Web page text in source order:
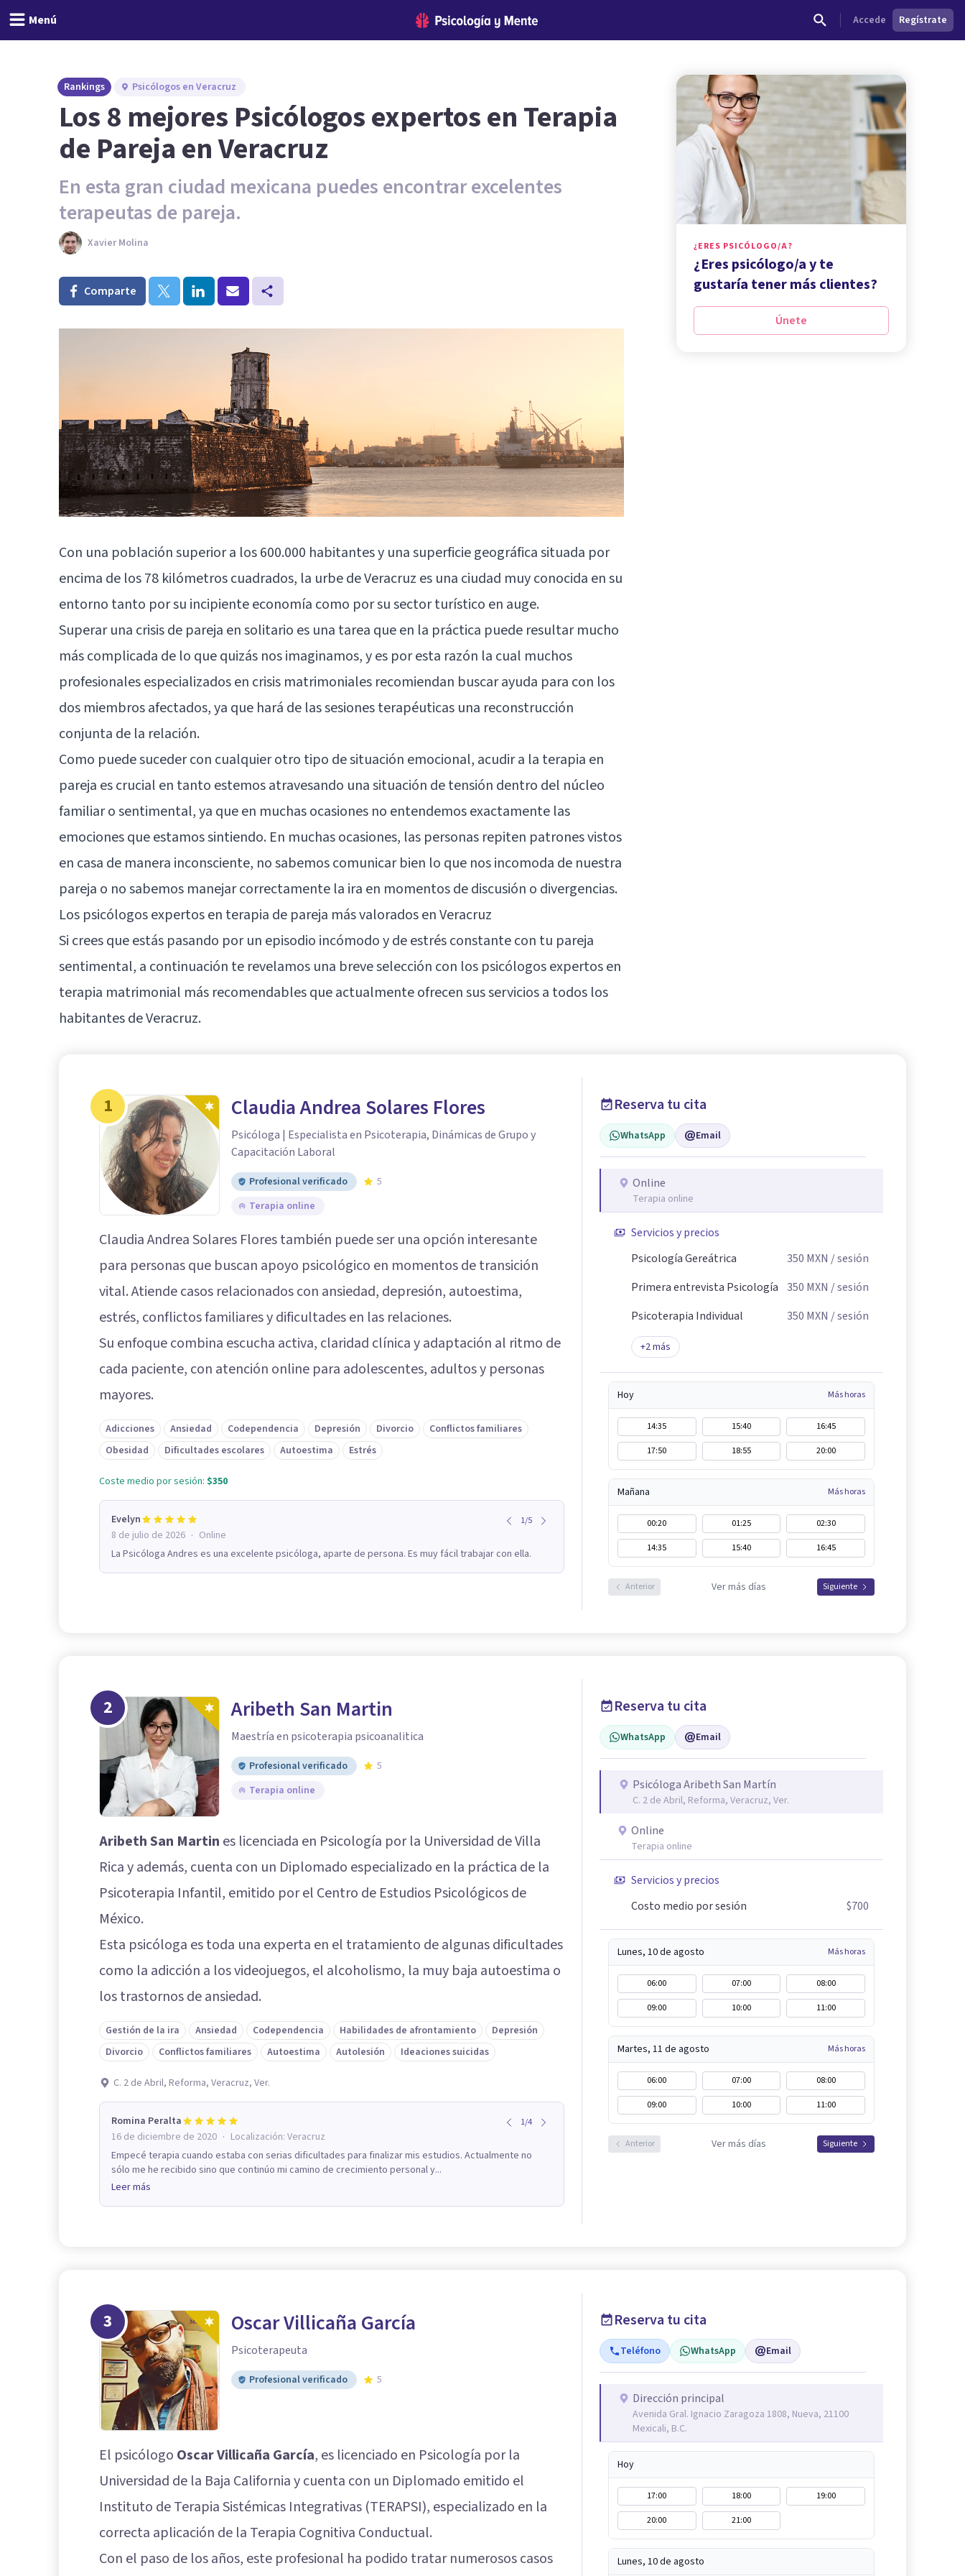
Menú Accede Regístrate
Rankings Psicólogos en Veracruz
Los 8 mejores Psicólogos expertos en Terapia
de Pareja en Veracruz
En esta gran ciudad mexicana puedes encontrar excelentes
terapeutas de pareja.
Xavier Molina
Comparte
Con una población superior a los 600.000 habitantes y una superficie geográfica situada por
encima de los 78 kilómetros cuadrados, la urbe de Veracruz es una ciudad muy conocida en su
entorno tanto por su incipiente economía como por su sector turístico en auge.
Superar una crisis de pareja en solitario es una tarea que en la práctica puede resultar mucho
más complicada de lo que quizás nos imaginamos, y es por esta razón la cual muchos
profesionales especializados en crisis matrimoniales recomiendan buscar ayuda para con los
dos miembros afectados, ya que hará de las sesiones terapéuticas una reconstrucción
conjunta de la relación.
Como puede suceder con cualquier otro tipo de situación emocional, acudir a la terapia en
pareja es crucial en tanto estemos atravesando una situación de tensión dentro del núcleo
familiar o sentimental, ya que en muchas ocasiones no entendemos exactamente las
emociones que estamos sintiendo. En muchas ocasiones, las personas repiten patrones vistos
en casa de manera inconsciente, no sabemos comunicar bien lo que nos incomoda de nuestra
pareja o no sabemos manejar correctamente la ira en momentos de discusión o divergencias.
Los psicólogos expertos en terapia de pareja más valorados en Veracruz
Si crees que estás pasando por un episodio incómodo y de estrés constante con tu pareja
sentimental, a continuación te revelamos una breve selección con los psicólogos expertos en
terapia matrimonial más recomendables que actualmente ofrecen sus servicios a todos los
habitantes deVeracruz.
¿ERES PSICÓLOGO/A?
¿Eres psicólogo/a y te
gustaría tener más clientes?
Únete
1 Claudia Andrea Solares Flores
Psicóloga | Especialista en Psicoterapia, Dinámicas de Grupo y
Capacitación Laboral
Profesional verificado
5
Terapia online
Claudia Andrea Solares Flores también puede ser una opción interesante
para personas que buscan apoyo psicológico en momentos de transición
vital. Atiende casos relacionados con ansiedad, depresión, autoestima,
estrés, conflictos familiares y dificultades en las relaciones.
Su enfoque combina escucha activa, claridad clínica y adaptación al ritmo de
cada paciente, con atención online para adolescentes, adultos y personas
mayores.
Adicciones Ansiedad Codependencia Depresión Divorcio
Conflictos familiares
Obesidad
Dificultades escolares Autoestima Estrés
Coste medio por sesión: $350
Evelyn 1/5
8 de julio de 2026 · Online
La Psicóloga Andres es una excelente psicóloga, aparte de persona. Es muy fácil trabajar con ella.
Reserva tu cita
WhatsApp Email
Online
Terapia online
Servicios y precios
Psicología Gereátrica
350 MXN / sesión
Primera entrevista Psicología 350 MXN / sesión
Psicoterapia Individual
350 MXN / sesión
+2más
Hoy Más horas
14:35 15:40
16:45
17:50
18:55 20:00
Mañana Más horas
00:20 01:25
02:30
14:35
15:40 16:45
Anterior Ver más días Siguiente
2 Aribeth San Martin
Maestría en psicoterapia psicoanalitica
Profesional verificado
5
Terapia online
Aribeth San Martin es licenciada en Psicología por la Universidad de Villa
Rica y además, cuenta con un Diplomado especializado en la práctica de la
Psicoterapia Infantil, emitido por el Centro de Estudios Psicológicos de
México.
Esta psicóloga es toda una experta en el tratamiento de algunas dificultades
como la adicción a los videojuegos, el alcoholismo, la muy baja autoestima o
los trastornos de ansiedad.
Gestión de la ira Ansiedad Codependencia Habilidades de afrontamiento
Depresión
Divorcio
Conflictos familiares Autoestima Autolesión Ideaciones suicidas
C. 2 de Abril, Reforma, Veracruz, Ver.
Romina Peralta 1/4
16 de diciembre de 2020 · Localización: Veracruz
Empecé terapia cuando estaba con serias dificultades para finalizar mis estudios. Actualmente no
sólo me he recibido sino que continúo mi camino de crecimiento personal y...
Leer más
Reserva tu cita
WhatsApp Email
Psicóloga Aribeth San Martín
C. 2 de Abril, Reforma, Veracruz, Ver.
Online
Terapia online
Servicios y precios
Costo medio por sesión
$700
Lunes, 10 de agosto Más horas
06:00 07:00
08:00
09:00
10:00 11:00
Martes, 11 de agosto Más horas
06:00 07:00
08:00
09:00
10:00 11:00
Anterior Ver más días Siguiente
3 Oscar Villicaña García
Psicoterapeuta
Profesional verificado 5
El psicólogo Oscar Villicaña García, es licenciado en Psicología por la
Universidad de la Baja California y cuenta con un Diplomado emitido el
Instituto de Terapia Sistémicas Integrativas (TERAPSI), especializado en la
correcta aplicación de la Terapia Cognitiva Conductual.
Con el paso de los años, este profesional ha podido tratar numerosos casos
Reserva tu cita
Teléfono WhatsApp Email
Dirección principal
Avenida Gral. Ignacio Zaragoza 1808, Nueva, 21100
Mexicali, B.C.
Hoy
17:00 18:00
19:00
20:00
21:00
Lunes, 10 de agosto